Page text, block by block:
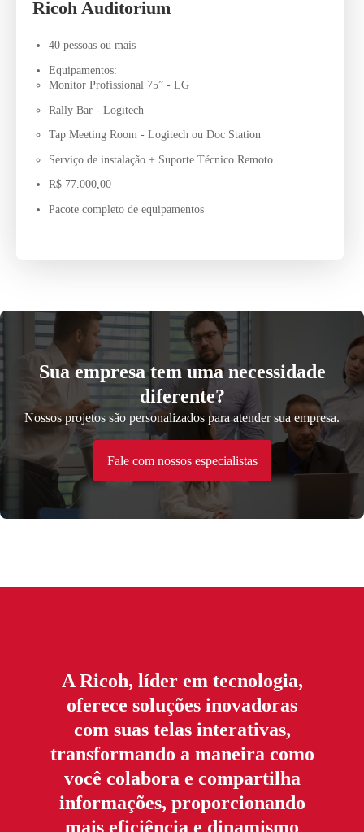
Ricoh Auditorium
40 pessoas ou mais
Equipamentos:
Monitor Profissional 75” - LG
Rally Bar - Logitech
Tap Meeting Room - Logitech ou Doc Station
Serviço de instalação + Suporte Técnico Remoto
R$ 77.000,00
Pacote completo de equipamentos
Sua empresa tem uma necessidade
diferente?
Nossos projetos são personalizados para atender sua empresa.
Fale com nossos especialistas
A Ricoh, líder em tecnologia,
oferece soluções inovadoras
com suas telas interativas,
transformando a maneira como
você colabora e compartilha
informações, proporcionando
mais eficiência e dinamismo